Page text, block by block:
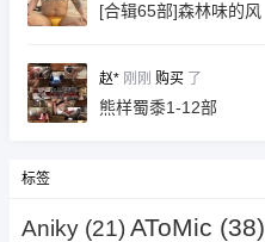
[合辑65部]森林味的风
赵* 刚刚 购买 了
熊样蜀黍1-12部
标签
Aniky(21) AToMic (38)